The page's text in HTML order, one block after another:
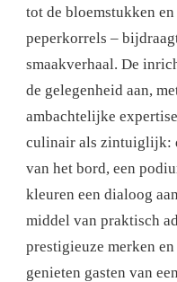
tot de bloemstukken
peperkorrels –
smaakverhaal. De
de gelegenheid aan,
ambachtelijke
culinair als zintuiglijk:
van het bord, een
kleuren een dialoog
middel van praktisch
prestigieuze merken
genieten gasten van